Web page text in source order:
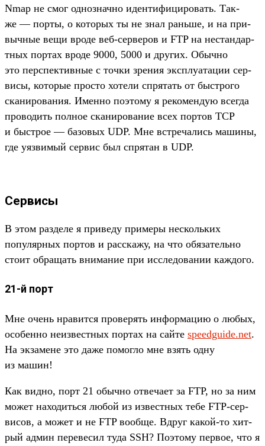
Nmap не смог однознач­но иден­тифици­ровать. Так­
же — пор­ты, о которых ты не знал рань­ше, и на при­
выч­ные вещи вро­де веб‑сер­веров и FTP на нес­тандар­
тных пор­тах вро­де 9000, 5000 и дру­гих. Обыч­но
это пер­спек­тивные с точ­ки зре­ния экс­плу­ата­ции сер­
висы, которые прос­то хотели спря­тать от быс­тро­го
ска­ниро­вания. Имен­но поэто­му я рекомен­дую всег­да
про­водить пол­ное ска­ниро­вание всех пор­тов TCP
и быс­трое — базовых UDP. Мне встре­чались машины,
где уяз­вимый сер­вис был спря­тан в UDP.
Сервисы
В этом раз­деле я при­веду при­меры нес­коль­ких
популяр­ных пор­тов и рас­ска­жу, на что обя­затель­но
сто­ит обра­щать вни­мание при иссле­дова­нии каж­дого.
21-й порт
Мне очень нра­вит­ся про­верять информа­цию о любых,
осо­бен­но неиз­вес­тных пор­тах на сай­те speedguide.net.
На экза­мене это даже помог­ло мне взять одну
из машин!
Как вид­но, порт 21 обыч­но отве­чает за FTP, но за ним
может находить­ся любой из извес­тных тебе FTP-сер­
висов, а может и не FTP вооб­ще. Вдруг какой‑то хит­
рый админ переве­сил туда SSH? Поэто­му пер­вое, что я